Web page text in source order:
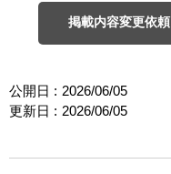
掲載内容変更依頼
公開日 : 2026/06/05
更新日 : 2026/06/05